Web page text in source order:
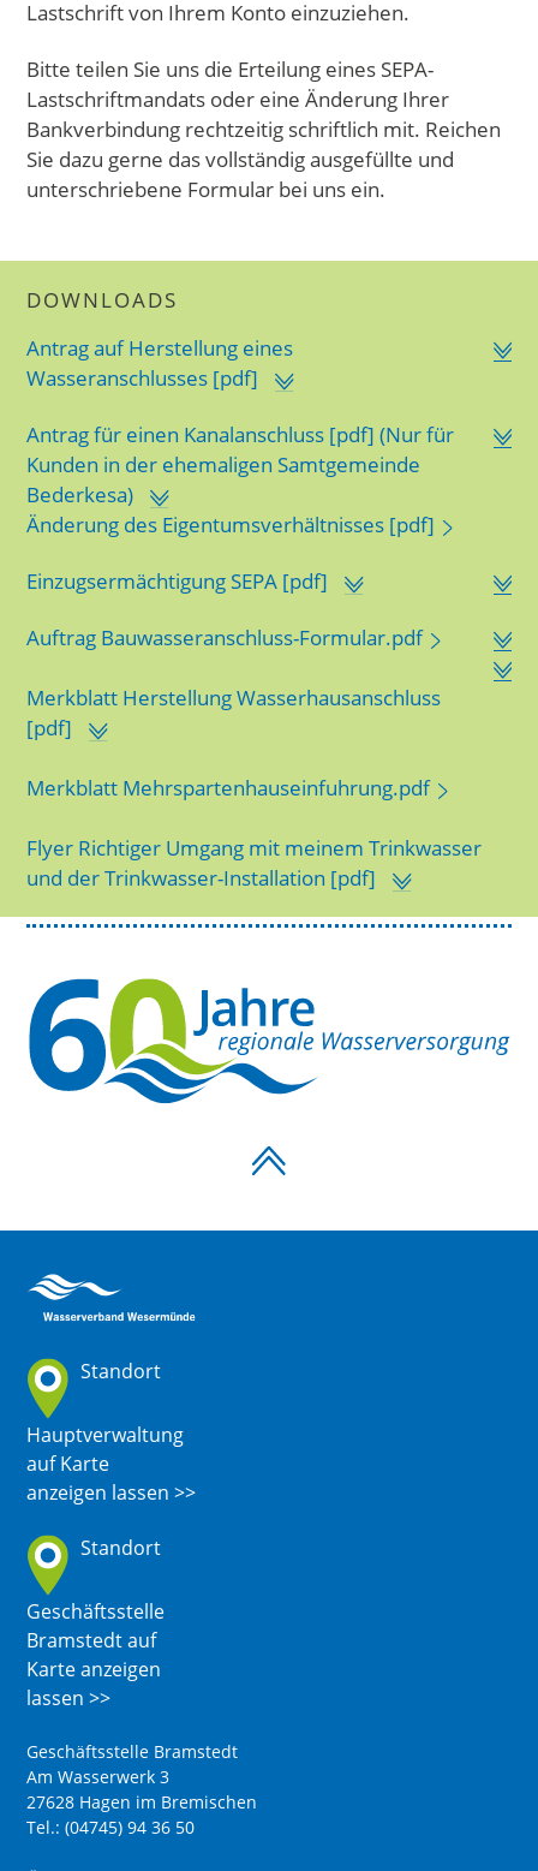
Lastschrift von Ihrem Konto einzuziehen.
Bitte teilen Sie uns die Erteilung eines SEPA-
Lastschriftmandats oder eine Änderung Ihrer
Bankverbindung rechtzeitig schriftlich mit. Reichen
Sie dazu gerne das vollständig ausgefüllte und
unterschriebene Formular bei uns ein.
DOWNLOADS
Antrag auf Herstellung eines
Wasseranschlusses [pdf]
Antrag für einen Kanalanschluss [pdf] (Nur für
Kunden in der ehemaligen Samtgemeinde
Bederkesa)
Änderung des Eigentumsverhältnisses [pdf]
Einzugsermächtigung SEPA [pdf]
Auftrag Bauwasseranschluss-Formular.pdf
Merkblatt Herstellung Wasserhausanschluss
[pdf]
Merkblatt Mehrspartenhauseinfuhrung.pdf
Flyer Richtiger Umgang mit meinem Trinkwasser
und der Trinkwasser-Installation [pdf]
Standort
Hauptverwaltung
auf Karte
anzeigen lassen >>
Standort
Geschäftsstelle
Bramstedt auf
Karte anzeigen
lassen >>
Geschäftsstelle Bramstedt
Am Wasserwerk 3
27628 Hagen im Bremischen
Tel.: (04745) 94 36 50